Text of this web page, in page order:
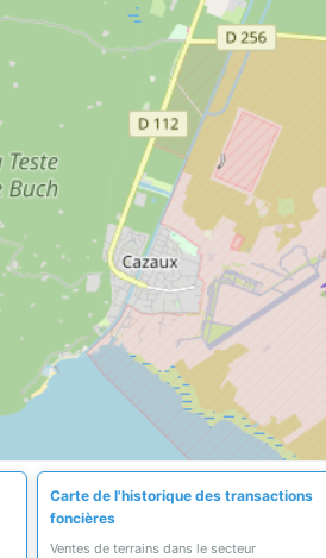
Carte de l'historique des transactions
foncières
Ventes de terrains dans le secteur